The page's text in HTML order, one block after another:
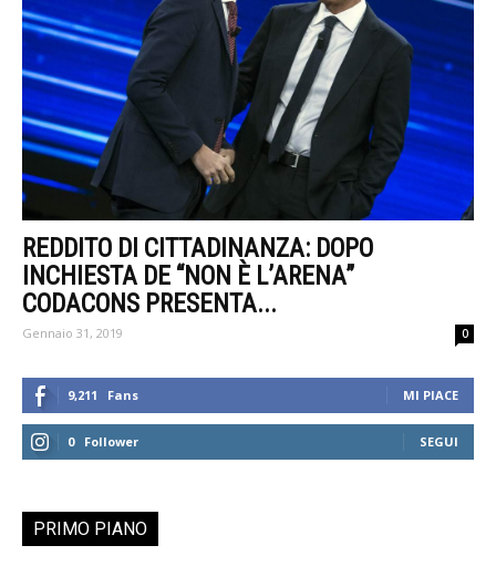
REDDITO DI CITTADINANZA: DOPO
INCHIESTA DE “NON È L’ARENA”
CODACONS PRESENTA...
Gennaio 31, 2019 0
9,211 Fans MI PIACE
0 Follower SEGUI
PRIMO PIANO